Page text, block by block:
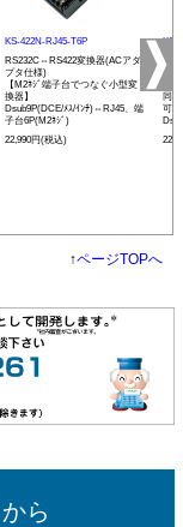
KS-422N-RJ45-T6P
RS232C⇔RS422変換器(ACアダ
プタ仕様)
【M2ﾈｼﾞ端子台でつなぐ小型変
換器】
Dsub9P(DCE/ﾒｽ/ｲﾝﾁ)⇔RJ45、端
子台6P(M2ﾈｼﾞ)
22,990円(税込)
KS-
プ
同
可
↑ページTOPへ
ら